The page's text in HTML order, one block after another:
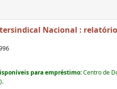
Nacional :
para empréstimo:Centro de